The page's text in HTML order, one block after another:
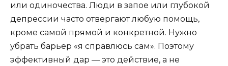
или одиночества. Люди в запое или глубокой
депрессии часто отвергают любую помощь,
кроме самой прямой и конкретной. Нужно
убрать барьер «я справлюсь сам». Поэтому
эффективный дар — это действие, а не